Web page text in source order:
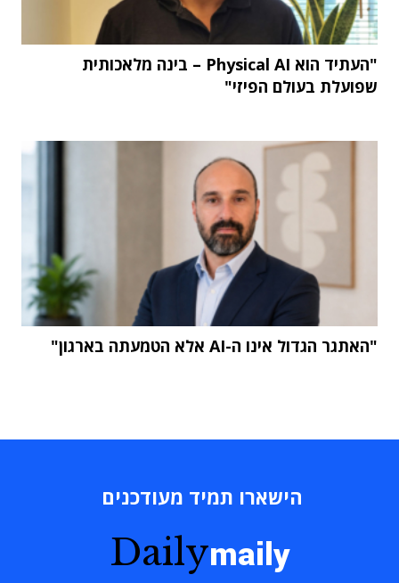
"העתיד הוא Physical AI – בינה מלאכותית
שפועלת בעולם הפיזי"
"האתגר הגדול אינו ה-AI אלא הטמעתה בארגון"
הישארו תמיד מעודכנים
Dailymaily